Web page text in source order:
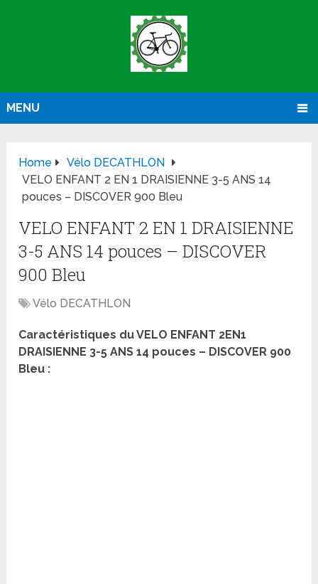
MENU
Home
Vélo DECATHLON
VELO ENFANT 2 EN 1 DRAISIENNE 3-5 ANS 14
pouces – DISCOVER 900 Bleu
VELO ENFANT 2 EN 1 DRAISIENNE
3-5 ANS 14 pouces – DISCOVER
900 Bleu
Vélo DECATHLON
Caractéristiques du VELO ENFANT 2EN1
DRAISIENNE 3-5 ANS 14 pouces – DISCOVER 900
Bleu :